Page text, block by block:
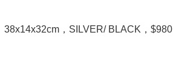
38x14x32cm，SILVER/ BLACK，$980